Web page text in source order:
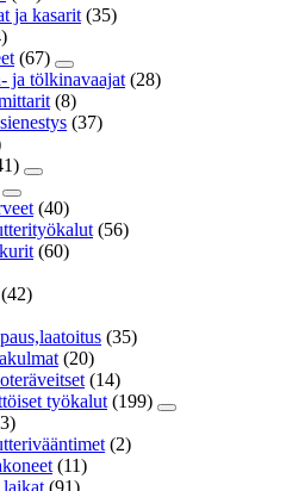
ja kasarit (35)
(67)
ja tölkinavaajat (28)
(8)
(37)
(40)
(56)
(60)
(42)
(35)
(20)
(14)
työkalut (199)
(2)
(11)